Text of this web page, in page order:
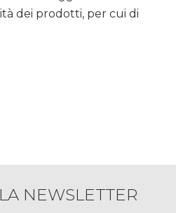
dei prodotti, per cui di
NEWSLETTER